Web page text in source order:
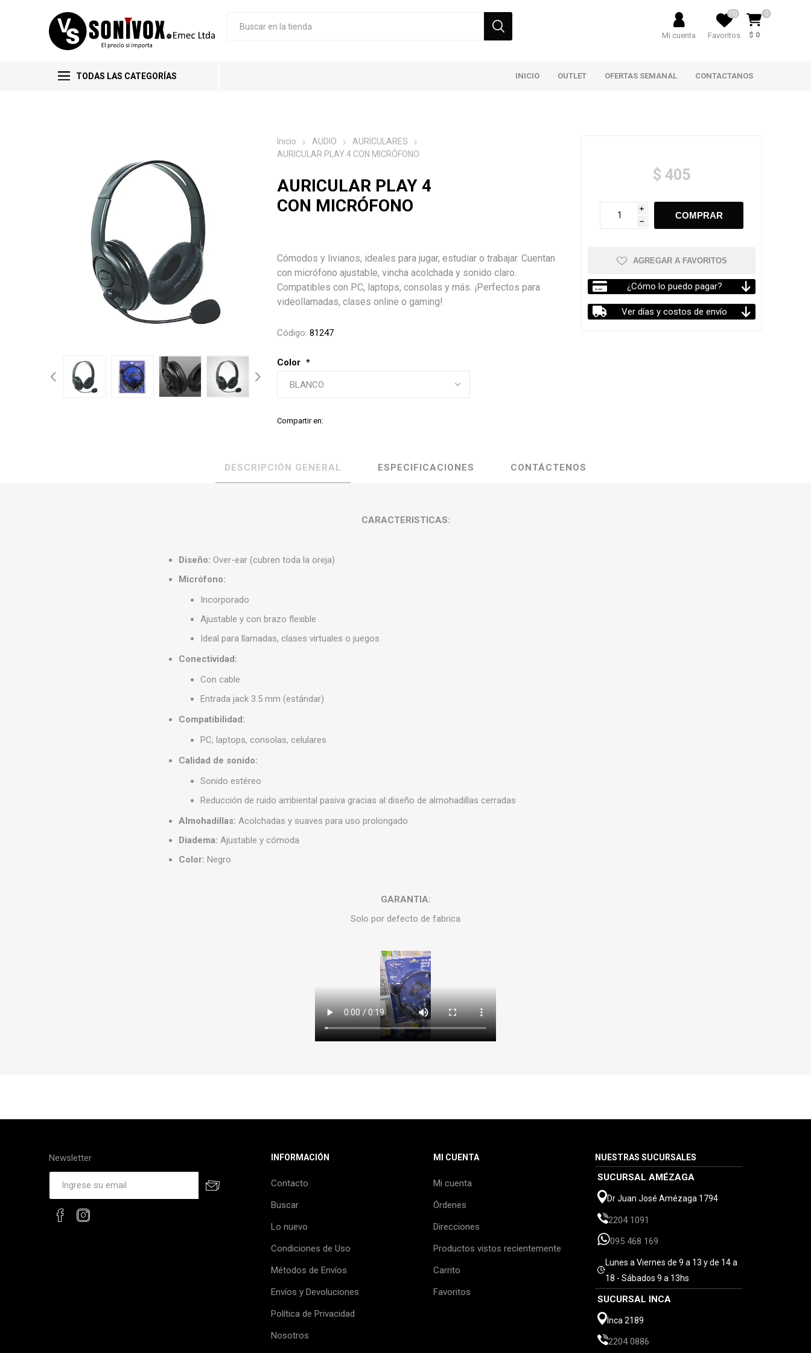
Mi cuenta Favoritos
(0) 0
$ 0
TODAS LAS CATEGORÍAS INICIO OUTLET OFERTAS SEMANAL CONTACTANOS
Inicio AUDIO
AURICULARES
AURICULAR PLAY 4 CON MICRÓFONO
AURICULAR PLAY 4
CON MICRÓFONO
Cómodos y livianos, ideales para jugar, estudiar o trabajar. Cuentan
con micrófono ajustable, vincha acolchada y sonido claro.
Compatibles con PC, laptops, consolas y más. ¡Perfectos para
videollamadas, clases online o gaming!
Código: 81247
Color *
Compartir en:
$ 405
i
h
AGREGAR A FAVORITOS
¿Cómo lo puedo pagar?
Ver días y costos de envío
DESCRIPCIÓN GENERAL ESPECIFICACIONES CONTÁCTENOS
CARACTERISTICAS:
Diseño: Over-ear (cubren toda la oreja)
Micrófono:
Incorporado
Ajustable y con brazo flexible
Ideal para llamadas, clases virtuales o juegos
Conectividad:
Con cable
Entrada jack 3.5 mm (estándar)
Compatibilidad:
PC, laptops, consolas, celulares
Calidad de sonido:
Sonido estéreo
Reducción de ruido ambiental pasiva gracias al diseño de almohadillas cerradas
Almohadillas: Acolchadas y suaves para uso prolongado
Diadema: Ajustable y cómoda
Color: Negro
GARANTIA:
Solo por defecto de fabrica
Newsletter INFORMACIÓN
Contacto
Buscar
Lo nuevo
Condiciones de Uso
Métodos de Envíos
Envíos y Devoluciones
Política de Privacidad
Nosotros
MI CUENTA
Mi cuenta
Órdenes
Direcciones
Productos vistos recientemente
Carrito
Favoritos
NUESTRAS SUCURSALES
SUCURSAL AMÉZAGA
Dr Juan José Amézaga 1794
2204 1091
095 468 169
Lunes a Viernes de 9 a 13 y de 14 a
18 - Sábados 9 a 13hs
SUCURSAL INCA
Inca 2189
2204 0886